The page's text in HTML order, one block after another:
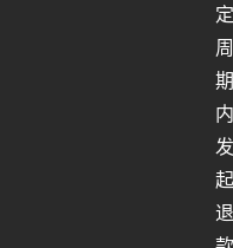
定
周
期
内
发
起
退